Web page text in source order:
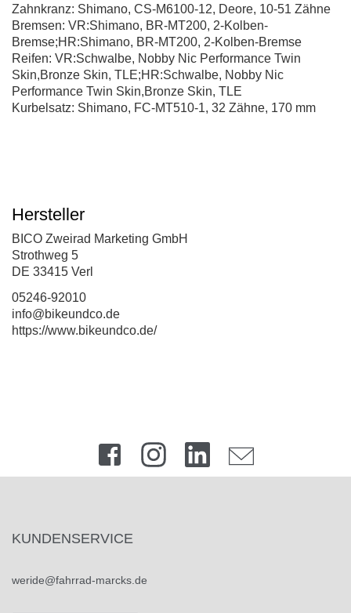
Zahnkranz: Shimano, CS-M6100-12, Deore, 10-51 Zähne
Bremsen: VR:Shimano, BR-MT200, 2-Kolben-
Bremse;HR:Shimano, BR-MT200, 2-Kolben-Bremse
Reifen: VR:Schwalbe, Nobby Nic Performance Twin
Skin,Bronze Skin, TLE;HR:Schwalbe, Nobby Nic
Performance Twin Skin,Bronze Skin, TLE
Kurbelsatz: Shimano, FC-MT510-1, 32 Zähne, 170 mm
Hersteller
BICO Zweirad Marketing GmbH
Strothweg 5
DE 33415 Verl
05246-92010
info@bikeundco.de
https://www.bikeundco.de/
KUNDENSERVICE
weride@fahrrad-marcks.de